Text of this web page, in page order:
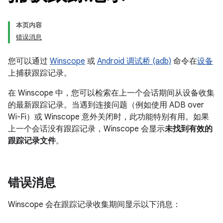
本页内容
错误消息
您可以通过 Winscope 或 Android 调试桥 (adb) 命令在设备
上捕获跟踪记录。
在 Winscope 中，您可以检索在上一个会话期间从设备收集
的最新跟踪记录。当遇到连接问题（例如使用 ADB over
Wi-Fi）或 Winscope 意外关闭时，此功能特别有用。如果
上一个会话没有跟踪记录，Winscope 会显示未找到有效的
跟踪记录文件。
错误消息
Winscope 会在跟踪记录收集期间显示以下消息：